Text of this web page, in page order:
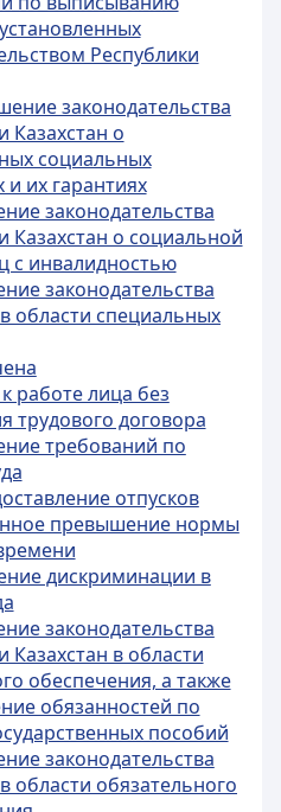
Республики
законодательства
Казахстан о
социальных
и их гарантиях
законодательства
Казахстан о социальной
с инвалидностью
законодательства
области специальных
работе лица без
трудового договора
требований по
отпусков
превышение нормы
дискриминации в
законодательства
Казахстан в области
обеспечения, а также
обязанностей по
пособий
законодательства
области обязательного